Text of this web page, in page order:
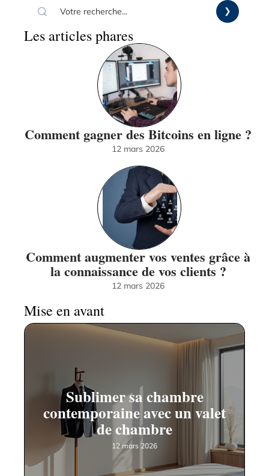
Les articles phares
Comment gagner des Bitcoins en ligne ?
12 mars 2026
Comment augmenter vos ventes grâce à
la connaissance de vos clients ?
12 mars 2026
Mise en avant
Sublimer sa chambre
contemporaine avec un valet
de chambre
12 mars 2026